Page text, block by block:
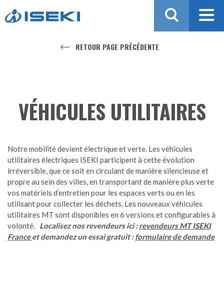
RETOUR PAGE PRÉCÉDENTE
VÉHICULES UTILITAIRES
Notre mobilité devient électrique et verte. Les véhicules
utilitaires électriques ISEKI participent à cette évolution
irréversible, que ce soit en circulant de manière silencieuse et
propre au sein des villes, en transportant de manière plus verte
vos matériels d’entretien pour les espaces verts ou en les
utilisant pour collecter les déchets. Les nouveaux véhicules
utilitaires MT sont disponibles en 6 versions et configurables à
volonté. Localisez nos revendeurs ici :revendeurs MT ISEKI
Franceet demandez un essai gratuit :formulaire de demande